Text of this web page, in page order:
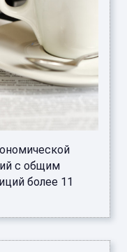
с общим
более 11